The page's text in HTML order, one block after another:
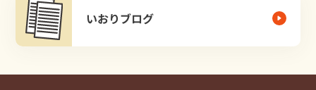
いおりブログ